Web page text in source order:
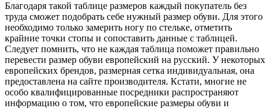
Благодаря такой таблице размеров каждый покупатель без
труда сможет подобрать себе нужный размер обуви. Для этого
необходимо только замерить ногу по стельке, отметить
крайние точки стопы и сопоставить данные с таблицей.
Следует помнить, что не каждая таблица поможет правильно
перевести размер обуви европейский на русский. У некоторых
европейских брендов, размерная сетка индивидуальная, она
предоставлена на сайте производителя. Кстати, многие не
особо квалифицированные посредники распространяют
информацию о том, что европейские размеры обуви и